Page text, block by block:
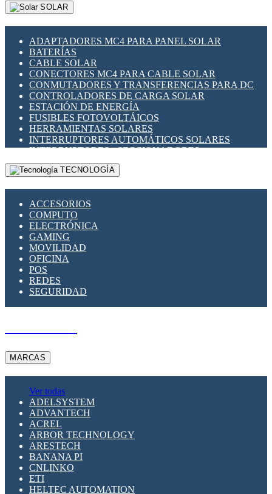
SOLAR
ADAPTADORES MC4 PARA PANEL SOLAR
BATERÍAS
CABLE SOLAR
CONECTORES MC4 PARA CABLE SOLAR
CONMUTADORES Y TRANSFERENCIAS PARA DC
CONTROLADORES DE CARGA SOLAR
ESTACIÓN DE ENERGÍA
FUSIBLES FOTOVOLTÁICOS
HERRAMIENTAS SOLARES
INTERRUPTORES AUTOMÁTICOS SOLARES
INTERRUPTORES - SECCIONADORES
FOTOVOLTÁICOS
MONTAJE PANEL SOLAR
SUPRESOR DE TRANSIENTES SPDS PARA
APLICACIONES FOTOVOLTAICAS
TECNOLOGÍA
ACCESORIOS
COMPUTO
ELECTRÓNICA
GAMING
MOVILIDAD
OFICINA
POS
REDES
SEGURIDAD
MARCAS
Ver todas
ADELSYSTEM
ADVANTECH
ACREL
ARBOR TECHNOLOGY
ARESTECH
BANANA PI
CNLINKO
ETI
HELTEC AUTOMATION